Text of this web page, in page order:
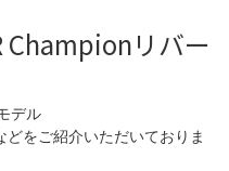
Championリバー
デル
をご紹介いただいておりま